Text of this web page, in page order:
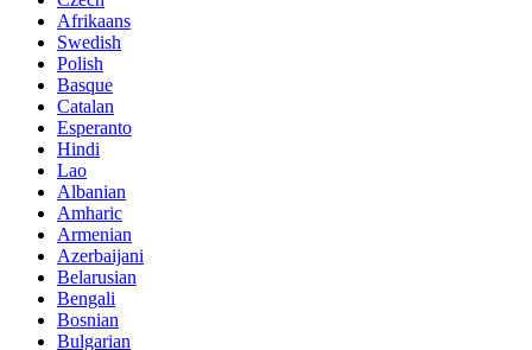
Afrikaans
Swedish
Polish
Basque
Catalan
Esperanto
Hindi
Lao
Albanian
Amharic
Armenian
Azerbaijani
Belarusian
Bengali
Bosnian
Bulgarian